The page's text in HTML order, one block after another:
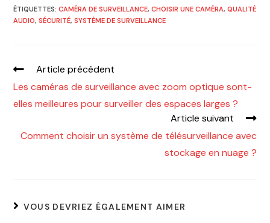
ÉTIQUETTES:CAMÉRA DE SURVEILLANCE, CHOISIR UNE CAMÉRA, QUALITÉ
AUDIO, SÉCURITÉ, SYSTÈME DE SURVEILLANCE
Article précédent
Les caméras de surveillance avec zoom optique sont-
elles meilleures pour surveiller des espaces larges ?
Article suivant
Comment choisir un système de télésurveillance avec
stockage en nuage ?
VOUS DEVRIEZ ÉGALEMENT AIMER